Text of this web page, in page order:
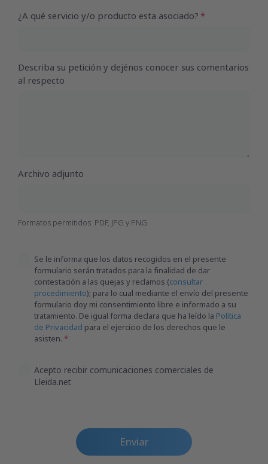
¿A qué servicio y/o producto esta asociado?
Describa su petición y dejénos conocer sus comentarios
al respecto
Archivo adjunto
Formatos permitidos: PDF, JPG y PNG
Se le informa que los datos recogidos en el presente
formulario serán tratados para la finalidad de dar
contestación a las quejas y reclamos (consultar
procedimiento); para lo cual mediante el envío del presente
formulario doy mi consentimiento libre e informado a su
tratamiento. De igual forma declara que ha leído la Política
de Privacidad para el ejercicio de los derechos que le
asisten.
Acepto recibir comunicaciones comerciales de
Lleida.net
Enviar